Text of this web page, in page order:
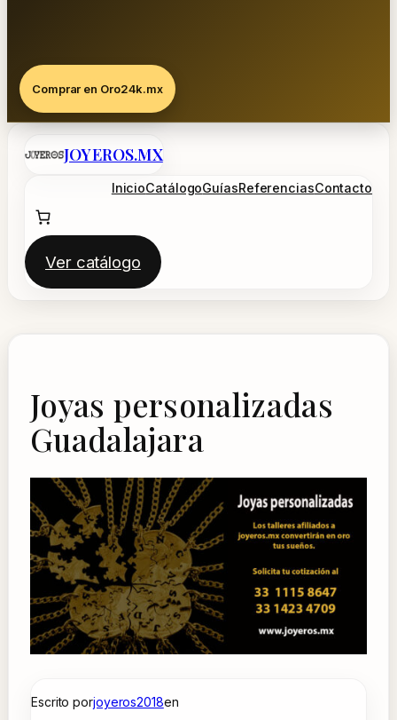
Comprar en Oro24k.mx
Saltar
JOYEROS.MX
InicioCatálogoGuíasReferenciasContacto
Ver catálogo
Joyas personalizadas
Guadalajara
Escrito porjoyeros2018en